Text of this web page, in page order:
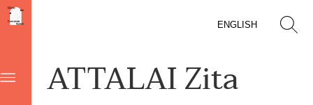
ENGLISH
ATTALAI Zita